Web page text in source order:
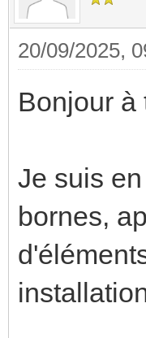
20/09/2025,
Bonjour à
Je suis
bornes,